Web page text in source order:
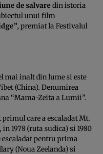
de salvare din istoria
unui film
, premiat la Festivalul
mai inalt din lume si este
(China). Denumirea
“Mama-Zeita a Lumii”.
care a escaladat Mt.
1978 (ruta sudica) si 1980
escaladat pentru prima
(Noua Zeelanda) si